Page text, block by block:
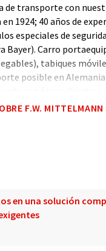
de transporte con
en 1924; 40 años de
especiales de
Bayer). Carro
tabiques
posible en Alemania
conexión con el
F.W.
en una solución